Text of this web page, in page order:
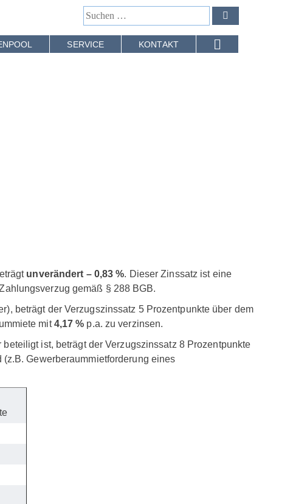
SERVICE KONTAKT
unverändert – 0,83 %. Dieser Zinssatz ist eine
gemäß § 288 BGB.
beträgt der Verzugszinssatz 5 Prozentpunkte über dem
mit4,17 % p.a. zu verzinsen.
ist, beträgt der Verzugszinssatz 8 Prozentpunkte
Gewerberaummietforderung eines